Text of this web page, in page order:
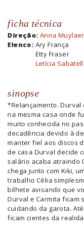
ficha técnica
Direção: Anna
Elenco: Ary França
Etty Fraser
Letícia
sinopse
*Relançamento. Durval
na mesma casa onde
muito conhecida no
decadência devido à
manter fiel aos discos
de casa Durval decide
salário acaba atraindo
chega junto com Kiki,
trabalho Célia
bilhete avisando que
Durval e Carmita ficam
cuidando da garota.
ficam cientes da